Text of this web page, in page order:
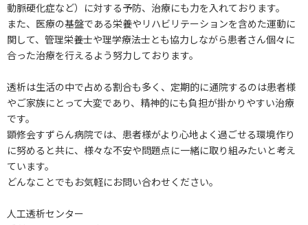
動脈硬化症など）に対する予防、治療にも力を入れております。
また、医療の基盤である栄養やリハビリテーションを含めた運動に
関して、管理栄養士や理学療法士とも協力しながら患者さん個々に
合った治療を行えるよう努力しております。
透析は生活の中で占める割合も多く、定期的に通院するのは患者様
やご家族にとって大変であり、精神的にも負担が掛かりやすい治療
です。
顕修会すずらん病院では、患者様がより心地よく過ごせる環境作り
に努めると共に、様々な不安や問題点に一緒に取り組みたいと考え
ています。
どんなことでもお気軽にお問い合わせください。
人工透析センター